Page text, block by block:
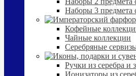
Наборы 3 предмета
Кофейные
Чайные коллекции
Серебряные
Ручки из серебра и
Ионизаторы из